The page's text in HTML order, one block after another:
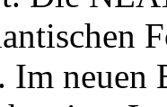
Im neuen